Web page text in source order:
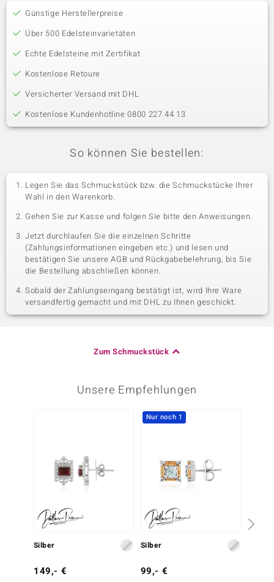
Günstige Herstellerpreise
Über 500 Edelsteinvarietäten
Echte Edelsteine mit Zertifikat
Kostenlose Retoure
Versicherter Versand mit DHL
Kostenlose Kundenhotline 0800 227 44 13
So können Sie bestellen:
Legen Sie das Schmuckstück bzw. die Schmuckstücke Ihrer
Wahl in den Warenkorb.
Gehen Sie zur Kasse und folgen Sie bitte den Anweisungen.
Jetzt durchlaufen Sie die einzelnen Schritte
(Zahlungsinformationen eingeben etc.) und lesen und
bestätigen Sie unsere AGB und Rückgabebelehrung, bis Sie
die Bestellung abschließen können.
Sobald der Zahlungseingang bestätigt ist, wird Ihre Ware
versandfertig gemacht und mit DHL zu Ihnen geschickt.
Zum Schmuckstück
Unsere Empfehlungen
Silber
149,- €
Nur noch 1
Silber
99,- €